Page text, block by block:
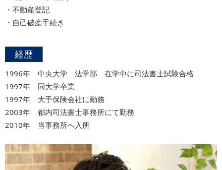
・不動産登記
・自己破産手続き
経歴
1996年 中央大学 法学部 在学中に司法書士試験合格
1997年 同大学卒業
1997年 大手保険会社に勤務
2003年 都内司法書士事務所にて勤務
2010年 当事務所へ入所